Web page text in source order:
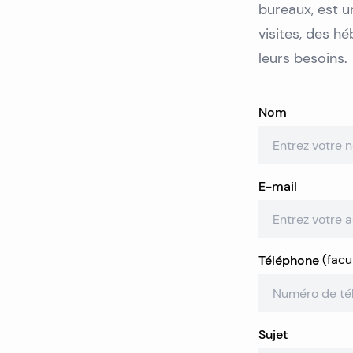
bureaux, est
visites, des
leurs besoins.
Nom
E-mail
Téléphone (
Sujet